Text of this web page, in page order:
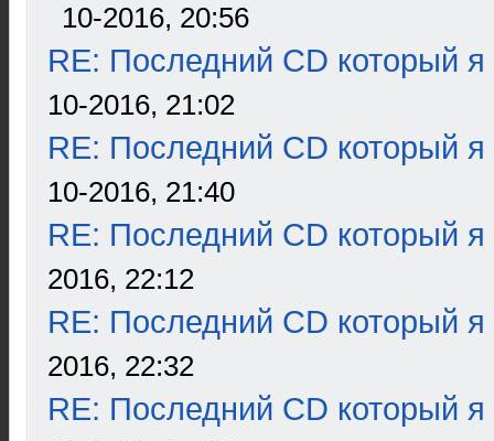
10-2016, 20:56
RE: Последний CD который я
10-2016, 21:02
RE: Последний CD который я
10-2016, 21:40
RE: Последний CD который я
2016, 22:12
RE: Последний CD который я
2016, 22:32
RE: Последний CD который я